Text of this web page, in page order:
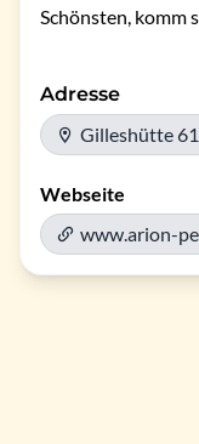
Schönsten, komm
Adresse
Gilleshütte
Webseite
www.arion-